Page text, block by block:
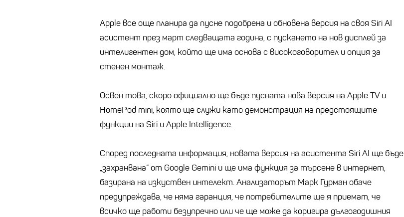
Apple все още планира да пусне подобрена и обновена версия на своя Siri AI
асистент през март следващата година, с пускането на нов дисплей за
интелигентен дом, който ще има основа с високоговорител и опция за
стенен монтаж.
Освен това, скоро официално ще бъде пусната нова версия на Apple TV и
HomePod mini, която ще служи като демонстрация на предстоящите
функции на Siri и Apple Intelligence.
Според последната информация, новата версия на асистента Siri AI ще бъде
„захранвана“ от Google Gemini и ще има функция за търсене в интернет,
базирана на изкуствен интелект. Анализаторът Марк Гурман обаче
предупреждава, че няма гаранция, че потребителите ще я приемат, че
всичко ще работи безупречно или че ще може да коригира дългогодишния